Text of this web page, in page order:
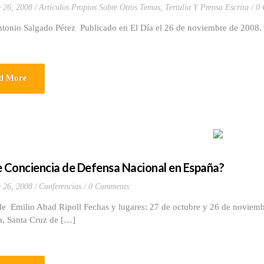
26, 2008 Artículos Propios Sobre Otros Temas, Tertulia Y Prensa Escrita 0
Salgado Pérez Publicado en El Día el 26 de noviembre de
More
Conciencia de Defensa Nacional en España?
26, 2008 Conferencias 0 Comments
Emilio Abad Ripoll Fechas y lugares: 27 de octubre y 26 de
Santa Cruz de […]